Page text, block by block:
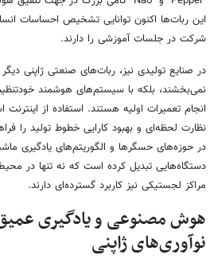
این ربات‌ها اکنون توانایی تشخیص احساسات
شرکت در جلسات آموزشی را دارند.
در صنایع تولیدی نیز، ربات‌های صنعتی ژاپنی دیگر
نمی‌بخشند، بلکه با سیستم‌های هوشمند
نظارت لحظه‌ای و بهبود کارایی خطوط تولید را
در حوزه‌های حسگرها و الگوریتم‌های یادگیری
دستگاه‌هایی تبدیل کرده است که نه تنها در
مراکز لجستیکی نیز کاربرد گسترده‌ای دارند.
هوش مصنوعی و یادگیری
نوآوری‌های ژاپنی